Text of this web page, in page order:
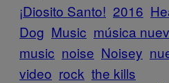
¡Diosito Santo! 2016
Dog Music música
music noise Noisey
video rock the kills